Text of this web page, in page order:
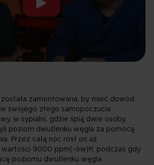
została zamontowana, by mieć dowód
swojego złego samopoczucia
w sypialni, gdzie śpią dwie osoby,
poziom dwutlenku węgla za pomocą
Przez całą noc rósł on aż
9000 ppm(-ów)!!!, podczas gdy
poziomu dwutlenku węgla